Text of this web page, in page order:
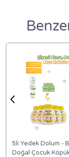
5li Yedek Dolum -
Doğal Çocuk